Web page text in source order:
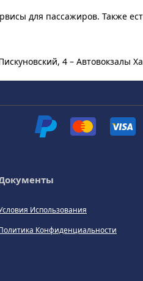
для пассажиров. Также
4 – Автовокзалы
Использования
Конфиденциальности